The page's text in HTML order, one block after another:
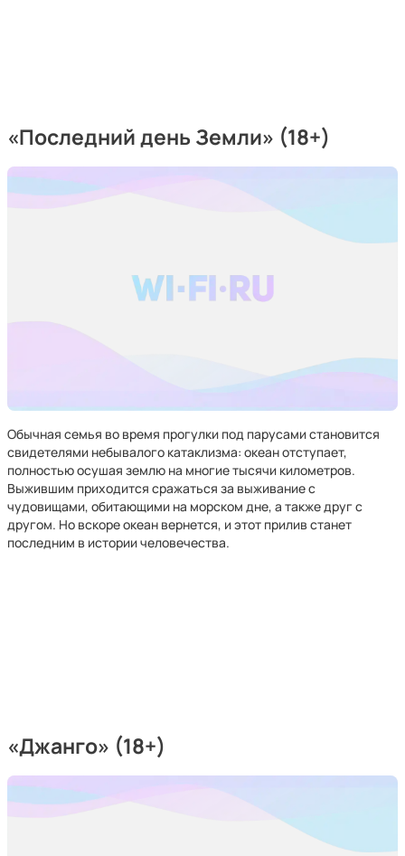
«Последний день Земли» (18+)
Обычная семья во время прогулки под парусами становится
свидетелями небывалого катаклизма: океан отступает,
полностью осушая землю на многие тысячи километров.
Выжившим приходится сражаться за выживание с
чудовищами, обитающими на морском дне, а также друг с
другом. Но вскоре океан вернется, и этот прилив станет
последним в истории человечества.
«Джанго» (18+)